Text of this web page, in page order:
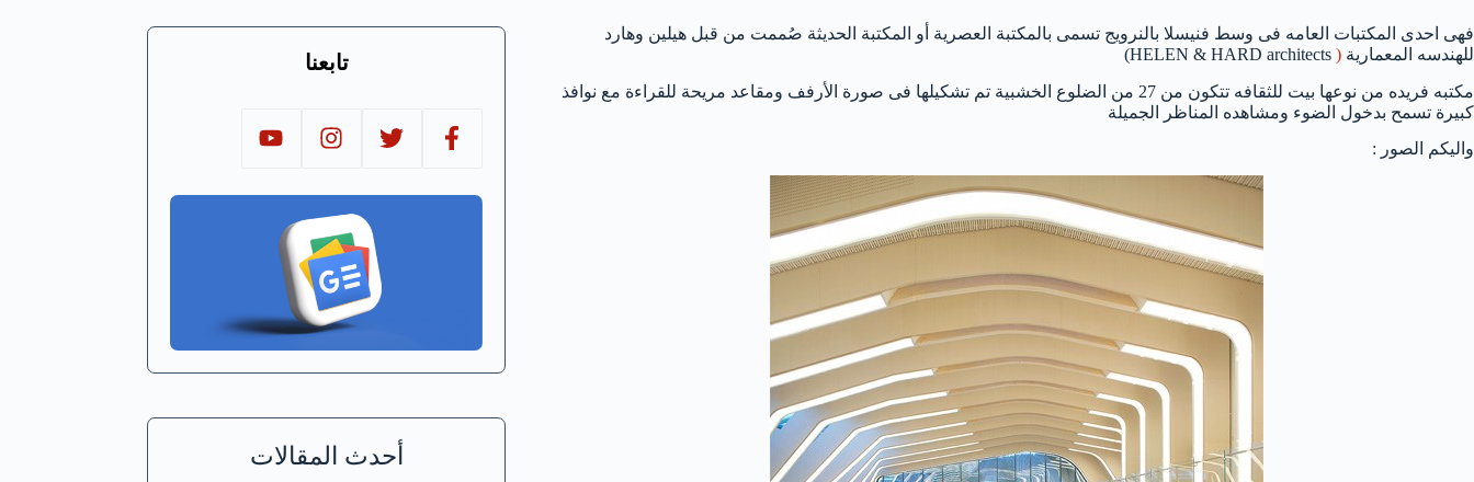
فهى احدى المكتبات العامه فى وسط فنيسلا بالنرويج تسمى بالمكتبة العصرية أو المكتبة الحديثة صُممت من قبل هيلين وهارد
للهندسه المعمارية (
مكتبه فريده من نوعها بيت للثقافه تتكون من 27 من الضلوع الخشبية تم تشكيلها فى صورة الأرفف ومقاعد مريحة للقراءة مع نوافذ
كبيرة تسمح بدخول الضوء ومشاهده المناظر الجميلة
واليكم الصور :
تابعنا
أحدث المقالات